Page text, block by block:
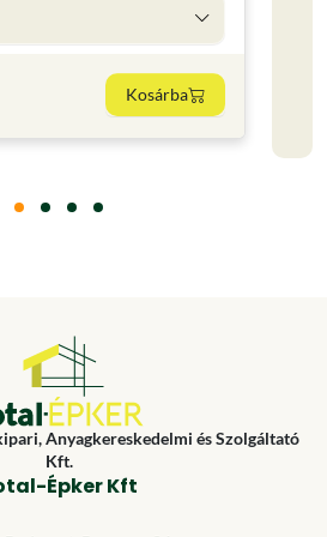
Kosárba
Anyagkereskedelmi és Szolgáltató
Kft.
Épker Kft